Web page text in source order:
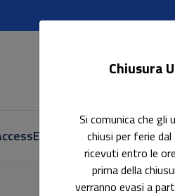
E-book AccessibiliIn
Chiusura
Si comunica che
chiusi per ferie
ricevuti entro le
prima della
verranno evasi a